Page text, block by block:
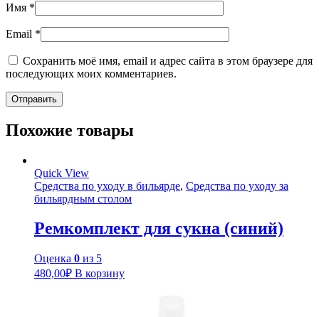
Имя *
Email *
Сохранить моё имя, email и адрес сайта в этом браузере для
последующих моих комментариев.
Похожие товары
Quick View
Средства по уходу в бильярде, Средства по уходу за
бильярдным столом
Ремкомплект для сукна (синий)
Оценка 0 из 5
480,00₽ В корзину